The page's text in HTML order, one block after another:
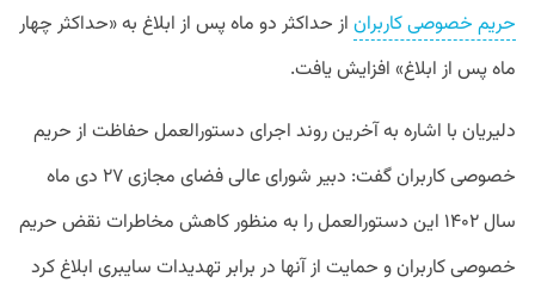
حریم خصوصی کاربران از حداکثر دو ماه پس از ابلاغ به «حداکثر چهار
ماه پس از ابلاغ» افزایش یافت.
دلیریان با اشاره به آخرین روند اجرای دستورالعمل حفاظت از حریم
خصوصی کاربران گفت: دبیر شورای عالی فضای مجازی ۲۷ دی ماه
سال ۱۴۰۲ این دستورالعمل را به منظور کاهش مخاطرات نقض حریم
خصوصی کاربران و حمایت از آنها در برابر تهدیدات سایبری ابلاغ کرد